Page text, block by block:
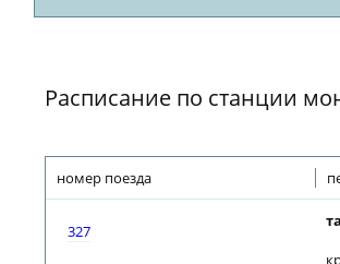
Расписание по станции
номер поезда
327